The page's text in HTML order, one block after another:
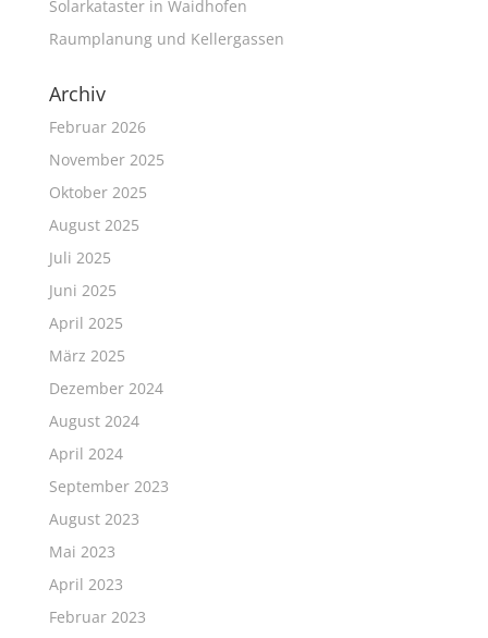
Solarkataster in Waidhofen
Raumplanung und Kellergassen
Archiv
Februar 2026
November 2025
Oktober 2025
August 2025
Juli 2025
Juni 2025
April 2025
März 2025
Dezember 2024
August 2024
April 2024
September 2023
August 2023
Mai 2023
April 2023
Februar 2023